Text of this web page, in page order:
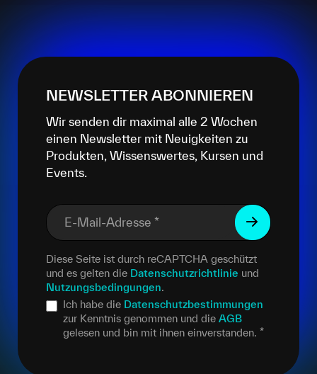
NEWSLETTER ABONNIEREN
Wir senden dir maximal alle 2 Wochen
einen Newsletter mit Neuigkeiten zu
Produkten, Wissenswertes, Kursen und
Events.
E-Mail-Adresse *
Diese Seite ist durch reCAPTCHA geschützt
und es gelten die Datenschutzrichtlinie und
Nutzungsbedingungen.
Ich habe die Datenschutzbestimmungen
zur Kenntnis genommen und die AGB
gelesen und bin mit ihnen einverstanden. *